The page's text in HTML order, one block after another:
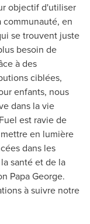
objectif d'utiliser
en
se trouvent juste
besoin de
à des
ciblées,
enfants, nous
dans la vie
est ravie de
en lumière
dans les
santé et de la
Papa George.
à suivre notre